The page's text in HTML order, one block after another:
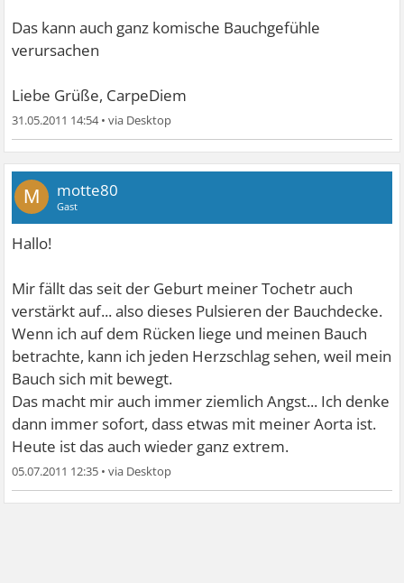
Das kann auch ganz komische Bauchgefühle
verursachen
Liebe Grüße, CarpeDiem
31.05.2011 14:54•
M motte80
Gast
Hallo!
Mir fällt das seit der Geburt meiner Tochetr auch
verstärkt auf... also dieses Pulsieren der Bauchdecke.
Wenn ich auf dem Rücken liege und meinen Bauch
betrachte, kann ich jeden Herzschlag sehen, weil mein
Bauch sich mit bewegt.
Das macht mir auch immer ziemlich Angst... Ich denke
dann immer sofort, dass etwas mit meiner Aorta ist.
Heute ist das auch wieder ganz extrem.
05.07.2011 12:35 •